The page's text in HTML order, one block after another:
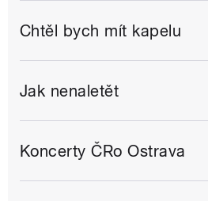
Chtěl bych mít kapelu
Jak nenaletět
Koncerty ČRo Ostrava